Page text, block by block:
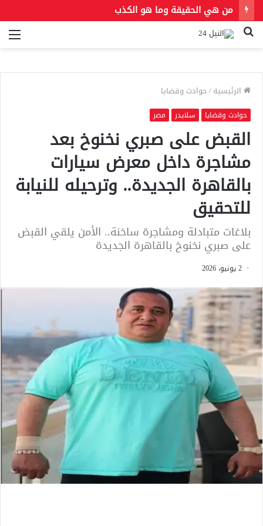
من هي الحقيقة وما هو الكذب
بحث
الرئيسية/حوادث وقضايا
حوادث وقضايا سلايدر مصر
القبض على صبري نخنوخ بعد
مشاجرة داخل معرض سيارات
بالقاهرة الجديدة.. وترحيله للنيابة
للتحقيق
بلاغات متبادلة ومشاجرة ساخنة.. الأمن يلقي القبض
على صبري نخنوخ بالقاهرة الجديدة
2 يونيو، 2026